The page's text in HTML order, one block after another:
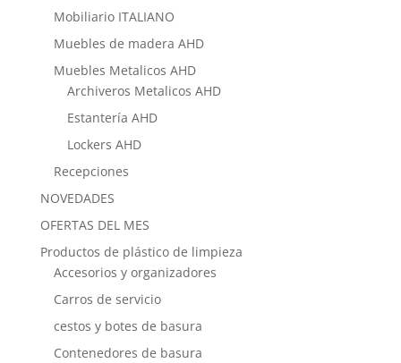
Mobiliario ITALIANO
Muebles de madera AHD
Muebles Metalicos AHD
Archiveros Metalicos AHD
Estantería AHD
Lockers AHD
Recepciones
NOVEDADES
OFERTAS DEL MES
Productos de plástico de limpieza
Accesorios y organizadores
Carros de servicio
cestos y botes de basura
Contenedores de basura